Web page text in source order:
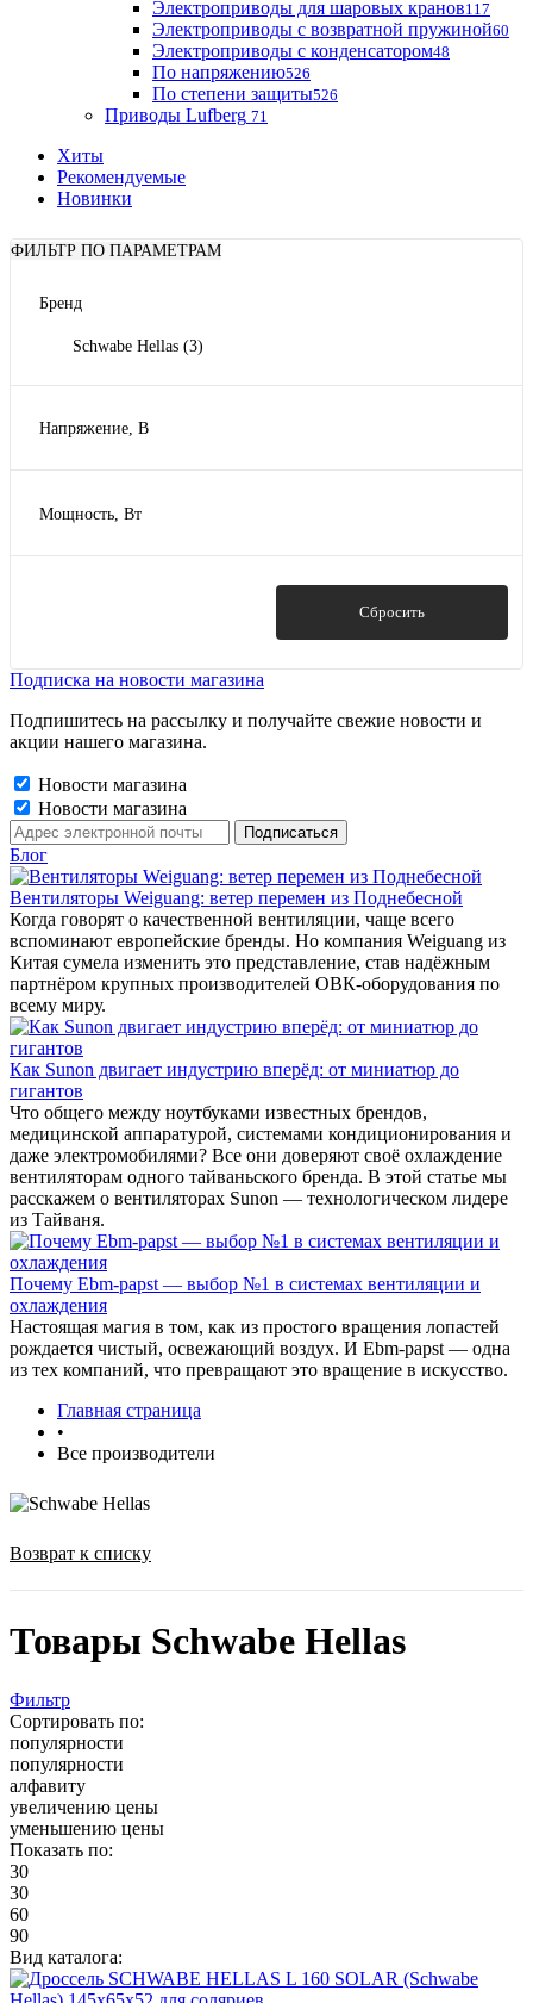
Электроприводы для шаровых кранов117
Электроприводы с возвратной пружиной60
Электроприводы с конденсатором48
По напряжению526
По степени защиты526
Приводы Lufberg 71
Хиты
Рекомендуемые
Новинки
ФИЛЬТР ПО ПАРАМЕТРАМ
Бренд
Schwabe Hellas (3)
Напряжение, В
Мощность, Вт
Сбросить
Подписка на новости магазина
Подпишитесь на рассылку и получайте свежие новости и
акции нашего магазина.
Новости магазина
Новости магазина
Блог
Вентиляторы Weiguang: ветер перемен из Поднебесной
Когда говорят о качественной вентиляции, чаще всего
вспоминают европейские бренды. Но компания Weiguang из
Китая сумела изменить это представление, став надёжным
партнёром крупных производителей ОВК-оборудования по
всему миру.
Как Sunon двигает индустрию вперёд: от миниатюр до
гигантов
Что общего между ноутбуками известных брендов,
медицинской аппаратурой, системами кондиционирования и
даже электромобилями? Все они доверяют своё охлаждение
вентиляторам одного тайваньского бренда. В этой статье мы
расскажем о вентиляторах Sunon — технологическом лидере
из Тайваня.
Почему Ebm-papst — выбор №1 в системах вентиляции и
охлаждения
Настоящая магия в том, как из простого вращения лопастей
рождается чистый, освежающий воздух. И Ebm-papst — одна
из тех компаний, что превращают это вращение в искусство.
Главная страница
•
Все производители
Возврат к списку
Товары Schwabe Hellas
Фильтр
Сортировать по:
популярности
популярности
алфавиту
увеличению цены
уменьшению цены
Показать по:
30
30
60
90
Вид каталога: